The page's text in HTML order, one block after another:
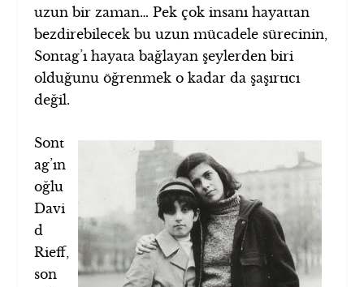
uzun bir zaman… Pek çok insanı hayattan
bezdirebilecek bu uzun mücadele sürecinin,
Sontag’ı hayata bağlayan şeylerden biri
olduğunu öğrenmek o kadar da şaşırtıcı
değil.
Sont
ag’ın
oğlu
Davi
d
Rieff,
son